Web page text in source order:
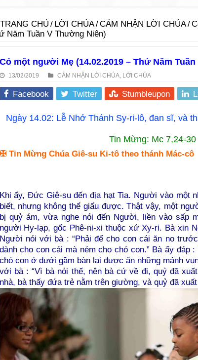
CHỦ / LỜI CHÚA/CẢM NHẬN LỜI CHÚA/
Năm Tuần V Thường Niên)
Có một người Mẹ (14.02.2019 – Thứ Năm
13/02/2019 CẢM NHẬN LỜI CHÚA, LỜI CHÚA
Facebook Twitter Stumbleupon
Ngày 14.02: Lễ Nhớ Thánh Sy-ri-lô, đan sĩ, và
Tin Mừng: Mc 7,24-30
✠ Tin Mừng Chúa Giê-su Ki-tô theo thánh Mác-cô
Khi ấy, Đức Giê-su đến địa hạt Tia. Người vào một
biết, nhưng không thể giấu được. Thật vậy, một
bị quỷ ám, vừa nghe nói đến Người, liền vào sấp
người Hy-lạp, gốc Phê-ni-xi thuộc xứ Xy-ri. Bà xin
Người nói với bà : “Phải để cho con cái ăn no
dành cho con cái mà ném cho chó con.” Bà ấy đáp
chó con ở dưới gầm bàn lại được ăn những mảnh
với bà : “Vì bà nói thế, nên bà cứ về đi, quỷ đã
nhà, bà thấy đứa trẻ nằm trên giường, và quỷ đã